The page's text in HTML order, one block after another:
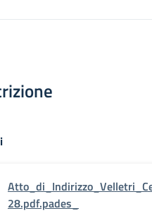
28.pdf.pades_